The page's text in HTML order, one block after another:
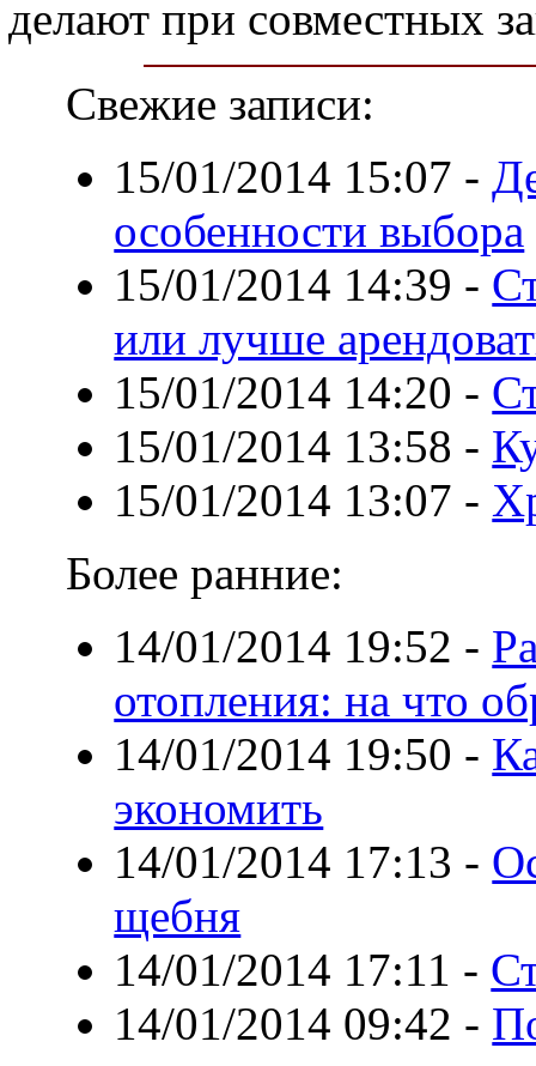
делают при совместных
Свежие записи:
15/01/2014 15:07 -
особенности выбора
15/01/2014 14:39 -
или лучше
15/01/2014 14:20 -
15/01/2014 13:58 -
15/01/2014 13:07 -
Более ранние:
14/01/2014 19:52 -
отопления: на что
14/01/2014 19:50 -
экономить
14/01/2014 17:13 -
щебня
14/01/2014 17:11 -
14/01/2014 09:42 -